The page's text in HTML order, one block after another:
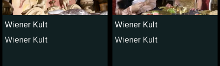
Wiener Kult
Wiener Kult
Wiener Kult
Wiener Kult